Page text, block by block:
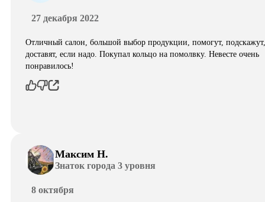
27 декабря 2022
Отличный салон, большой выбор продукции, помогут, подскажут,
доставят, если надо. Покупал кольцо на помолвку. Невесте очень
понравилось!
Максим Н.
Знаток города 3 уровня
8 октября